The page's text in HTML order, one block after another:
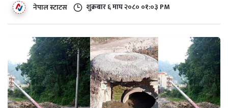
नेपाल स्टाटस शुक्रबार​ ६ माघ २०८० ०१:०३ PM